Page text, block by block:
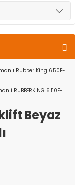
Rubber King 6.50F-
RUBBERKING 6.50F-
Beyaz